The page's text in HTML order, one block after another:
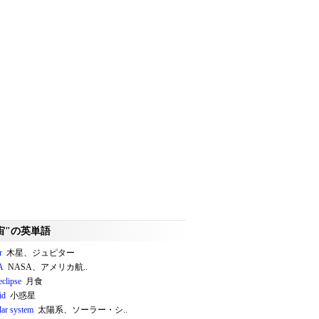
"の英単語
木星、ジュピター
NASA、アメリカ航..
月食
小惑星
system 太陽系、ソーラー・シ..